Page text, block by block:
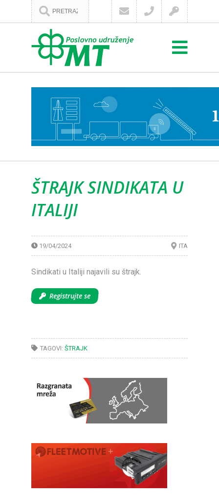
ŠTRAJK SINDIKATA U
ITALIJI
19/04/2024 ITA
Sindikati u Italiji najavili su štrajk.
Registrujte se
TAGOVI: ŠTRAJK